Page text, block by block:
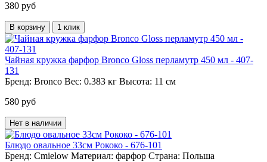
380 руб
В корзину 1 клик
Чайная кружка фарфор Bronco Gloss перламутр 450 мл - 407-
131
Бренд: Bronco Вес: 0.383 кг Высота: 11 см
580 руб
Нет в наличии
Блюдо овальное 33см Рококо - 676-101
Бренд: Cmielow Материал: фарфор Страна: Польша